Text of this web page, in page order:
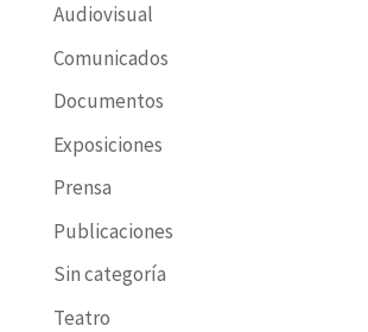
Audiovisual
Comunicados
Documentos
Exposiciones
Prensa
Publicaciones
Sin categoría
Teatro